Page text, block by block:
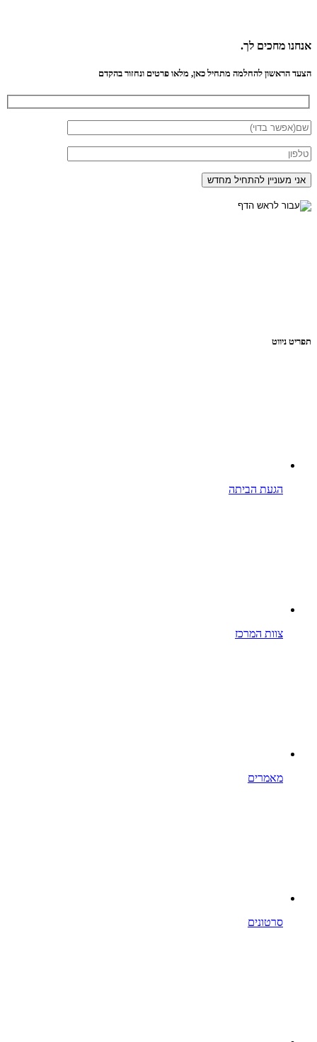
אנחנו מחכים לך.
הצעד הראשון להחלמה מתחיל כאן, מלאו פרטים ונחזור בהקדם
תפריט ניווט
הגעת הביתה
צוות המרכז
מאמרים
סרטונים